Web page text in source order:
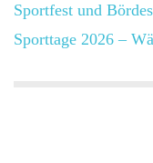
Sportfest und
Sporttage 2026 –